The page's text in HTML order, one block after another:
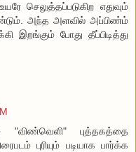
செலுத்தப்படுகிற எதுவும்
அந்த அளவில் அப்பிண்ம்
இறங்கும் போது தீப்பிடித்து
புத்தகத்தை
புரியும் படியாக பார்க்க